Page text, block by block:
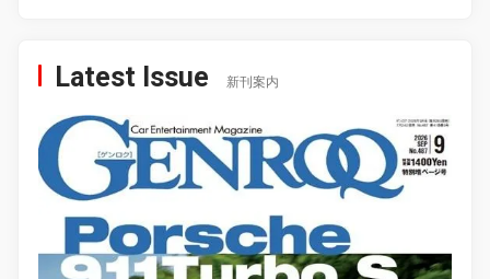
Latest Issue 新刊案内